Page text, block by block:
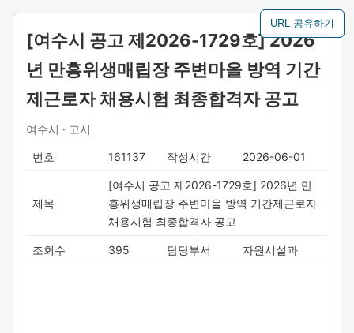
URL 공유하기
[여수시 공고 제2026-1729호] 2026
년 만흥위생매립장 주변마을 방역 기간
제근로자 채용시험 최종합격자 공고
여수시 · 고시
번호 161137 작성시간 2026-06-01
제목
[여수시 공고 제2026-1729호] 2026년 만
흥위생매립장 주변마을 방역 기간제근로자
채용시험 최종합격자 공고
조회수 395 담당부서 자원시설과